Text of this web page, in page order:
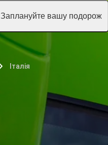
Заплануйте вашу подорож
Італія